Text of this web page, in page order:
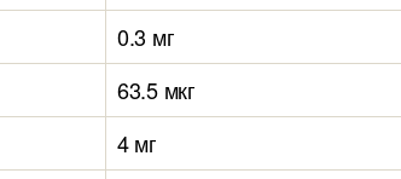
0.3 мг
63.5 мкг
4 мг